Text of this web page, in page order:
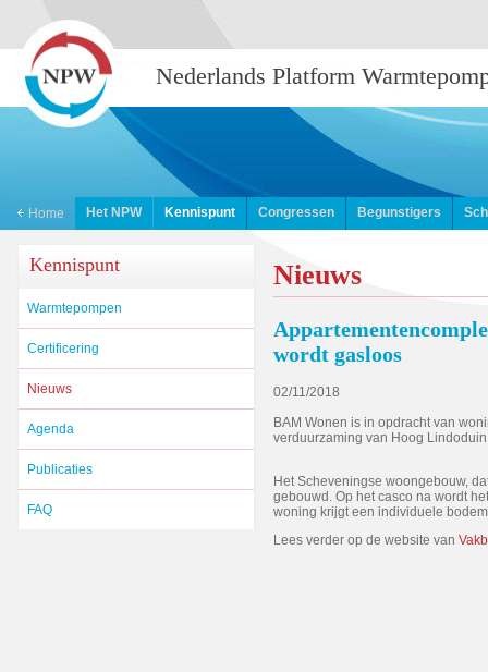
Nederlands Platform
Home Het NPW Kennispunt Congressen Begunstigers
Kennispunt
Warmtepompen
Certificering
Nieuws
Agenda
Publicaties
FAQ
Nieuws
wordt gasloos
02/11/2018
BAM Wonen is in opdracht van
verduurzaming van Hoog
Het Scheveningse woongebouw,
gebouwd. Op het casco na wordt
woning krijgt een individuele
Lees verder op de website van